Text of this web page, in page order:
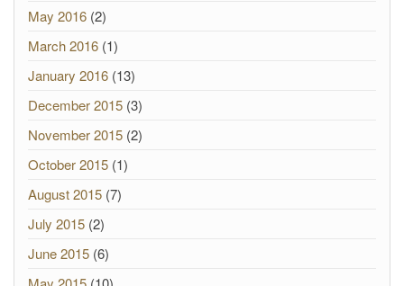
May 2016 (2)
March 2016 (1)
January 2016 (13)
December 2015 (3)
November 2015 (2)
October 2015 (1)
August 2015 (7)
July 2015 (2)
June 2015 (6)